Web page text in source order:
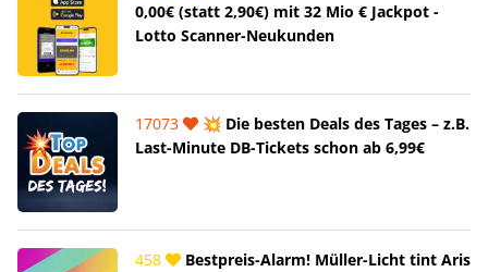
0,00€ (statt 2,90€) mit 32 Mio € Jackpot -
Lotto Scanner-Neukunden
17073
💥 Die besten Deals des Tages – z.B.
Last-Minute DB-Tickets schon ab 6,99€
458
Bestpreis-Alarm! Müller-Licht tint Aris